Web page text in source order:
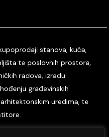
stanova, kuća,
te poslovnih prostora,
radova, izradu
građevinskih
uredima, te